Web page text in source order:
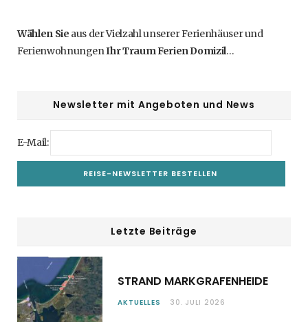
Wählen Sie aus der Vielzahl unserer Ferienhäuser und
FerienwohnungenIhr Traum Ferien Domizil…
Newsletter mit Angeboten und News
E-Mail:
Letzte Beiträge
STRAND MARKGRAFENHEIDE
AKTUELLES 30. JULI 2026